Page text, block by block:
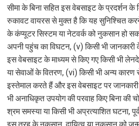
सीमा के बिना सहित इस वेबसाइट के प्रदर्शन के
रुकावट वायरस से मुक्त है कि यह सुनिश्चित
के कंप्यूटर सिस्टम या नेटवर्क को नुकसान हो
अपनी पहुंच का विघटन, (v) किसी भी
इस वेबसाइट के माध्यम से किए गए किसी भी
या सेवाओं के वितरण, (vi) किसी भी अन्य
इस्तेमाल करते हैं और इस वेबसाइट पर जानकारी
भी अनाधिकृत उपयोग की परवाह किए बिना की
श्रम समस्या या किसी भी अप्रत्याशित घटना,